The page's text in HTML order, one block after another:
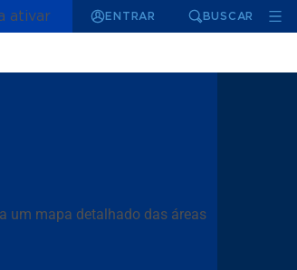
ativar ENTRAR BUSCAR
um mapa detalhado das áreas